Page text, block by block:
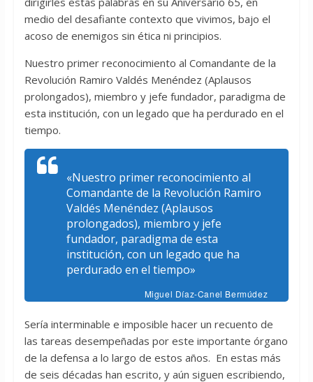
medio del desafiante contexto que vivimos, bajo el
acoso de enemigos sin ética ni principios.
Nuestro primer reconocimiento al Comandante de la
Revolución Ramiro Valdés Menéndez (Aplausos
prolongados), miembro y jefe fundador, paradigma de
esta institución, con un legado que ha perdurado en el
tiempo.
«Nuestro primer reconocimiento al
Comandante de la Revolución Ramiro
Valdés Menéndez (Aplausos
prolongados), miembro y jefe
fundador, paradigma de esta
institución, con un legado que ha
perdurado en el tiempo»
Miguel Díaz-Canel Bermúdez
Sería interminable e imposible hacer un recuento de
las tareas desempeñadas por este importante órgano
de la defensa a lo largo de estos años. En estas más
de seis décadas han escrito, y aún siguen escribiendo,